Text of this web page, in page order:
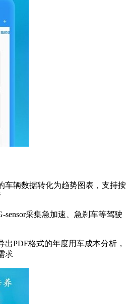
车辆数据转化为趋势图表，支持按
sensor采集急加速、急刹车等驾驶
PDF格式的年度用车成本分析，
求